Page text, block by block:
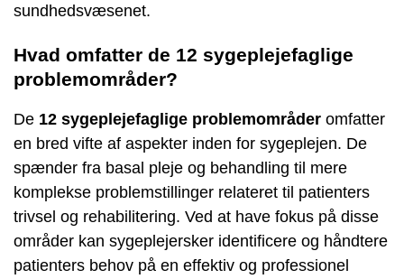
sundhedsvæsenet.
Hvad omfatter de 12 sygeplejefaglige
problemområder?
De 12 sygeplejefaglige problemområder omfatter
en bred vifte af aspekter inden for sygeplejen. De
spænder fra basal pleje og behandling til mere
komplekse problemstillinger relateret til patienters
trivsel og rehabilitering. Ved at have fokus på disse
områder kan sygeplejersker identificere og håndtere
patienters behov på en effektiv og professionel